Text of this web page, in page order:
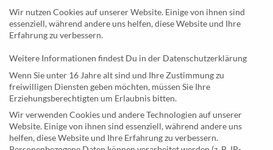
Kategorien
Newsletter
KONTAKT
MusicEggert
Inh. Rolf Eggert
Paulstraße 2a
19249 Lübtheen
Wir nutzen Cookies auf unserer Website. Einige von ihnen sind
essenziell, während andere uns helfen, diese Website und Ihre
Erfahrung zu verbessern.
Weitere Informationen findest Du in der Datenschutzerklärung
Wenn Sie unter 16 Jahre alt sind und Ihre Zustimmung zu
freiwilligen Diensten geben möchten, müssen Sie Ihre
Erziehungsberechtigten um Erlaubnis bitten.
Wir verwenden Cookies und andere Technologien auf unserer
Website. Einige von ihnen sind essenziell, während andere uns
helfen, diese Website und Ihre Erfahrung zu verbessern.